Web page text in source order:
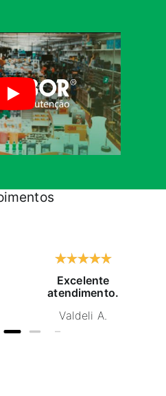
Excelente
atendimento.
Valdeli A.